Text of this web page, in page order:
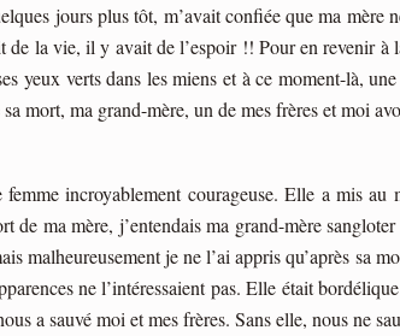
jours plus tôt, m’avait confiée que ma mère
la vie, il y avait de l’espoir !! Pour en revenir
yeux verts dans les miens et à ce moment-là,
mort, ma grand-mère, un de mes frères et moi
incroyablement courageuse. Elle a mis
ma mère, j’entendais ma grand-mère
malheureusement je ne l’ai appris qu’après sa
ne l’intéressaient pas. Elle était
a sauvé moi et mes frères. Sans elle, nous ne